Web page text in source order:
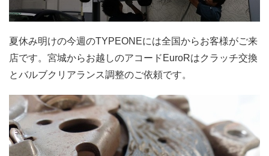
夏休み明けの今週のTYPEONEには全国からお客様がご来
店です。宮城からお越しのアコードEuroRはクラッチ交換
とバルブクリアランス調整のご依頼です。